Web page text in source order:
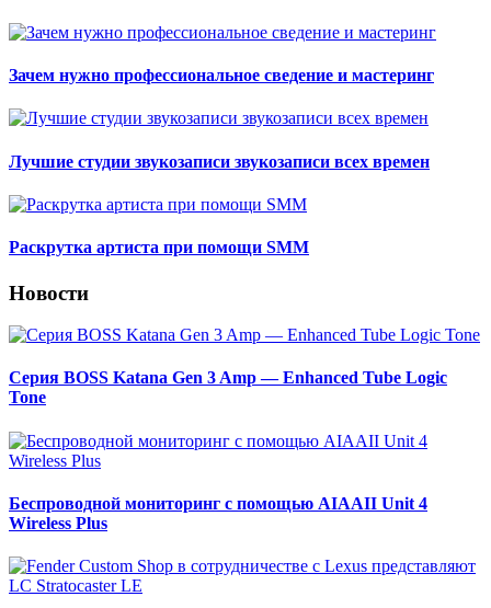
Зачем нужно профессиональное сведение и мастеринг
Лучшие студии звукозаписи звукозаписи всех времен
Раскрутка артиста при помощи SMM
Новости
Серия BOSS Katana Gen 3 Amp — Enhanced Tube Logic
Tone
Беспроводной мониторинг с помощью AIAAII Unit 4
Wireless Plus